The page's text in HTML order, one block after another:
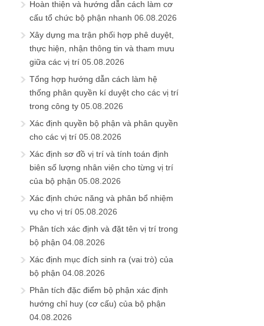
Hoàn thiện và hướng dẫn cách làm cơ
cấu tổ chức bộ phận nhanh 06.08.2026
Xây dựng ma trận phối hợp phê duyệt,
thực hiện, nhận thông tin và tham mưu
giữa các vị trí 05.08.2026
Tổng hợp hướng dẫn cách làm hệ
thống phân quyền kí duyệt cho các vị trí
trong công ty 05.08.2026
Xác định quyền bộ phận và phân quyền
cho các vị trí 05.08.2026
Xác định sơ đồ vị trí và tính toán định
biên số lượng nhân viên cho từng vị trí
của bộ phận 05.08.2026
Xác định chức năng và phân bổ nhiệm
vụ cho vị trí 05.08.2026
Phân tích xác định và đặt tên vị trí trong
bộ phận 04.08.2026
Xác định mục đích sinh ra (vai trò) của
bộ phận 04.08.2026
Phân tích đặc điểm bộ phận xác định
hướng chỉ huy (cơ cấu) của bộ phận
04.08.2026